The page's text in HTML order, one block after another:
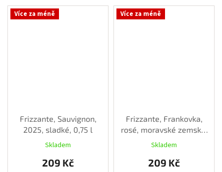
Více za méně
Frizzante, Sauvignon,
2025, sladké, 0,75 l
Skladem
209 Kč
Více za méně
Frizzante, Frankovka,
rosé, moravské zemské,
2025, polosuché, 0,75 l
Skladem
209 Kč